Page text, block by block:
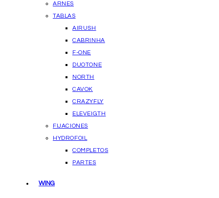
ARNES
TABLAS
AIRUSH
CABRINHA
F-ONE
DUOTONE
NORTH
CAVOK
CRAZYFLY
ELEVEIGTH
FIJACIONES
HYDROFOIL
COMPLETOS
PARTES
WING